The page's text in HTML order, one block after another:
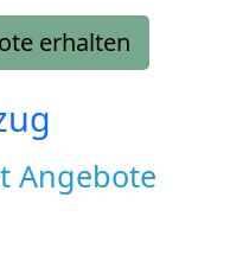
erhalten
Angebote